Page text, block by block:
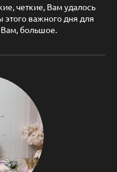
четкие, Вам удалось
этого важного дня для
большое.